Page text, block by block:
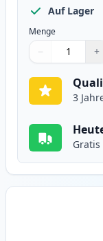
Auf Lager
Menge
Verwenden
− +
1
3
Gratis